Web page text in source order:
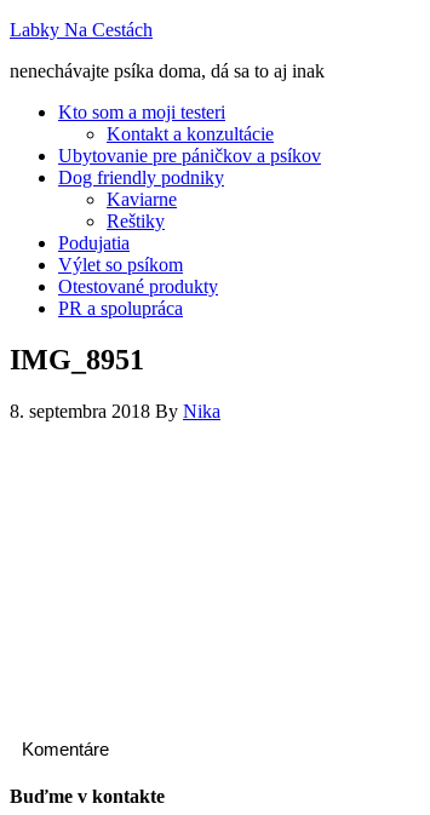
Labky Na Cestách
nenechávajte psíka doma, dá sa to aj inak
Kto som a moji testeri
Kontakt a konzultácie
Ubytovanie pre páničkov a psíkov
Dog friendly podniky
Kaviarne
Reštiky
Podujatia
Výlet so psíkom
Otestované produkty
PR a spolupráca
IMG_8951
8. septembra 2018 By Nika
Komentáre
Buďme v kontakte